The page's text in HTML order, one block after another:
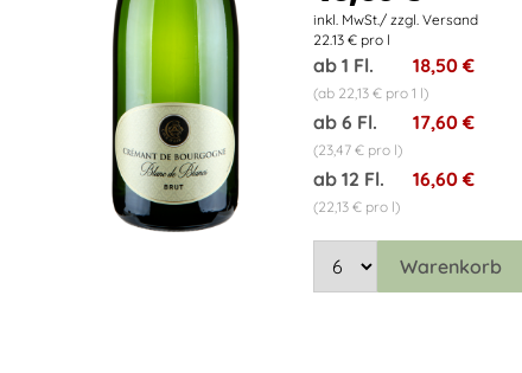
22.13 € pro l
ab 1 Fl. 18,50 €
(ab 22,13 € pro 1 l)
ab 6 Fl. 17,60 €
(23,47 € pro l)
ab 12 Fl. 16,60 €
(22,13 € pro l)
Warenkorb